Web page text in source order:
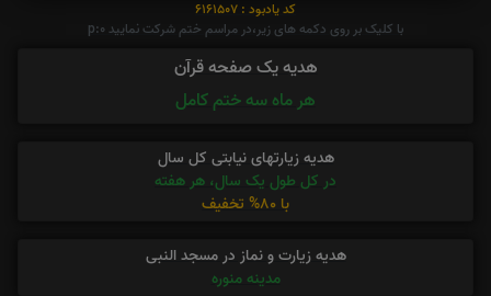
کد یادبود : 6161507
با کلیک بر روی دکمه های زیر،در مراسم ختم شرکت نمایید p:0
هدیه یک صفحه قرآن
هر ماه سه ختم کامل
هدیه زیارتهای نیابتی کل سال
در کل طول یک سال، هر هفته
با 80% تخفیف
هدیه زیارت و نماز در مسجد النبی
مدینه منوره